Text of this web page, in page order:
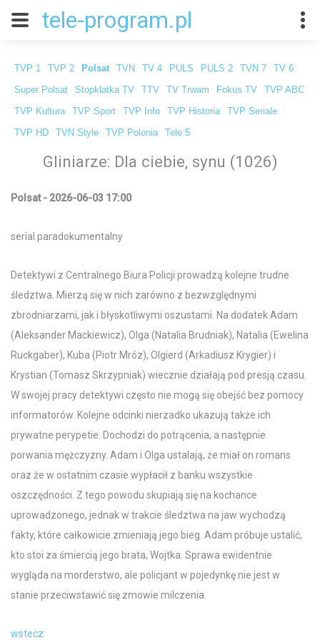
tele-program.pl
TVP 1 TVP 2 Polsat TVN TV 4 PULS PULS 2 TVN 7 TV 6
Super Polsat Stopklatka TV TTV TV Trwam Fokus TV TVP ABC
TVP Kultura TVP Sport TVP Info TVP Historia TVP Seriale
TVP HD TVN Style TVP Polonia Tele 5
Gliniarze: Dla ciebie, synu (1026)
Polsat - 2026-06-03 17:00
serial paradokumentalny
Detektywi z Centralnego Biura Policji prowadzą kolejne trudne
śledztwa. Mierzą się w nich zarówno z bezwzględnymi
zbrodniarzami, jak i błyskotliwymi oszustami. Na dodatek Adam
(Aleksander Mackiewicz), Olga (Natalia Brudniak), Natalia (Ewelina
Ruckgaber), Kuba (Piotr Mróz), Olgierd (Arkadiusz Krygier) i
Krystian (Tomasz Skrzypniak) wiecznie działają pod presją czasu.
W swojej pracy detektywi często nie mogą się obejść bez pomocy
informatorów. Kolejne odcinki nierzadko ukazują także ich
prywatne perypetie. Dochodzi do potrącenia, a następnie
porwania mężczyzny. Adam i Olga ustalają, że miał on romans
oraz że w ostatnim czasie wypłacił z banku wszystkie
oszczędności. Z tego powodu skupiają się na kochance
uprowadzonego, jednak w trakcie śledztwa na jaw wychodzą
fakty, które całkowicie zmieniają jego bieg. Adam próbuje ustalić,
kto stoi za śmiercią jego brata, Wojtka. Sprawa ewidentnie
wygląda na morderstwo, ale policjant w pojedynkę nie jest w
stanie przeciwstawić się zmowie milczenia.
wstecz